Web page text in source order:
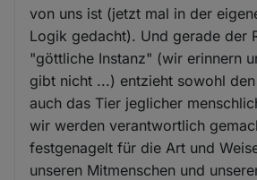
von uns ist (jetzt mal in der
Logik gedacht). Und gerade der
"göttliche Instanz" (wir erinnern
gibt nicht ...) entzieht sowohl
auch das Tier jeglicher
wir werden verantwortlich
festgenagelt für die Art und
unseren Mitmenschen und